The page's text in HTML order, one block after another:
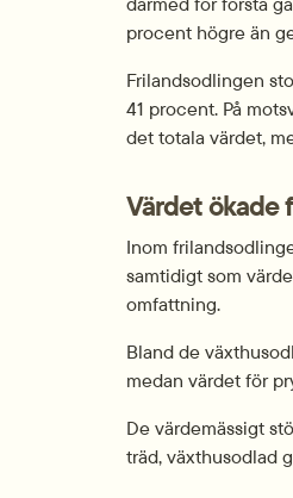
procent högre än
Frilandsodlingen
41 procent. På
det totala värdet,
Värdet ökade
Inom
samtidigt som
omfattning.
Bland de
medan värdet för
De värdemässigt
träd, växthusodlad